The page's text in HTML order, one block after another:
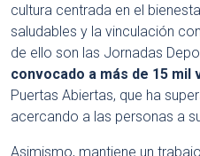
cultura centrada en el
saludables y la vinculación
de ello son las Jornadas
convocado a más de 15 mil
Puertas Abiertas, que ha
acercando a las personas a
Asimismo, mantiene un